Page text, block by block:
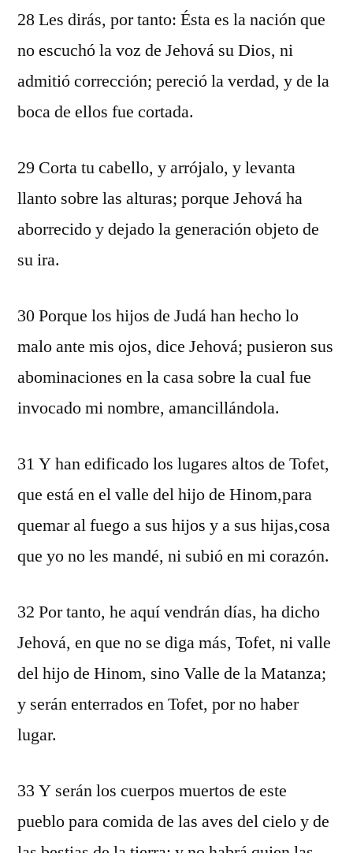
28 Les dirás, por tanto: Ésta es la nación que
no escuchó la voz de Jehová su Dios, ni
admitió corrección; pereció la verdad, y de la
boca de ellos fue cortada.
29 Corta tu cabello, y arrójalo, y levanta
llanto sobre las alturas; porque Jehová ha
aborrecido y dejado la generación objeto de
su ira.
30 Porque los hijos de Judá han hecho lo
malo ante mis ojos, dice Jehová; pusieron sus
abominaciones en la casa sobre la cual fue
invocado mi nombre, amancillándola.
31 Y han edificado los lugares altos de Tofet,
que está en el valle del hijo de Hinom,para
quemar al fuego a sus hijos y a sus hijas,cosa
que yo no les mandé, ni subió en mi corazón.
32 Por tanto, he aquí vendrán días, ha dicho
Jehová, en que no se diga más, Tofet, ni valle
del hijo de Hinom, sino Valle de la Matanza;
y serán enterrados en Tofet, por no haber
lugar.
33 Y serán los cuerpos muertos de este
pueblo para comida de las aves del cielo y de